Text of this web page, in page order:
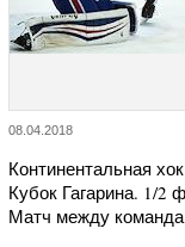
08.04.2018
Континентальная
Кубок Гагарина. 1/
Матч между